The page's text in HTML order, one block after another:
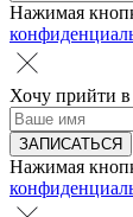
Нажимая
Хочу прийти
Нажимая